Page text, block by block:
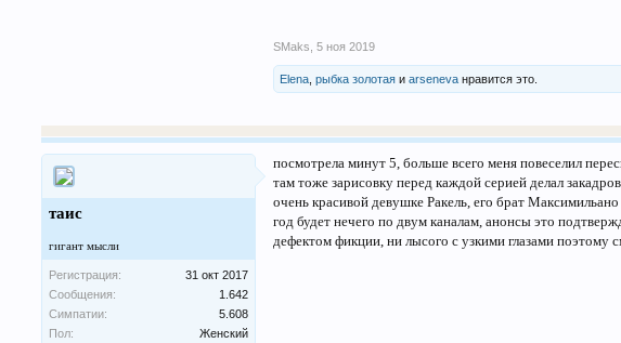
SMaks 5 ноя 2019
Elena ,рыбка золотая иarseneva нравится это.
таис
гигант мысли
Регистрация:
31 окт 2017
Сообщения:
1.642
Симпатии:
5.608
Пол:
Женский
посмотрела минут 5, больше всего меня повеселил
там тоже зарисовку перед каждой серией делал
очень красивой девушке Ракель, его брат
год будет нечего по двум каналам, анонсы это
дефектом фикции, ни лысого с узкими глазами